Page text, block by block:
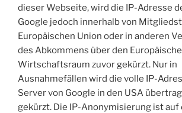
dieser Webseite, wird die IP-Adresse
Google jedoch innerhalb von
Europäischen Union oder in anderen
des Abkommens über den
Wirtschaftsraum zuvor gekürzt. Nur in
Ausnahmefällen wird die volle IP-
Server von Google in den USA
gekürzt. Die IP-Anonymisierung ist